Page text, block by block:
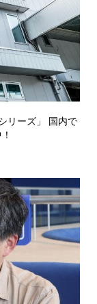
リーズ」 国内で